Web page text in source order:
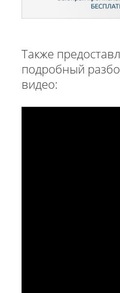
Также
подробный
видео: